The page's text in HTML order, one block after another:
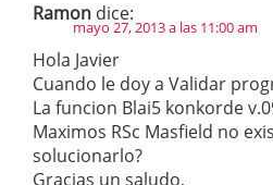
Ramon dice:
mayo 27, 2013 a las 11:00 am
Hola Javier
Cuando le doy a Validar
La funcion Blai5 konkorde
Maximos RSc Masfield no
solucionarlo?
Gracias un saludo,